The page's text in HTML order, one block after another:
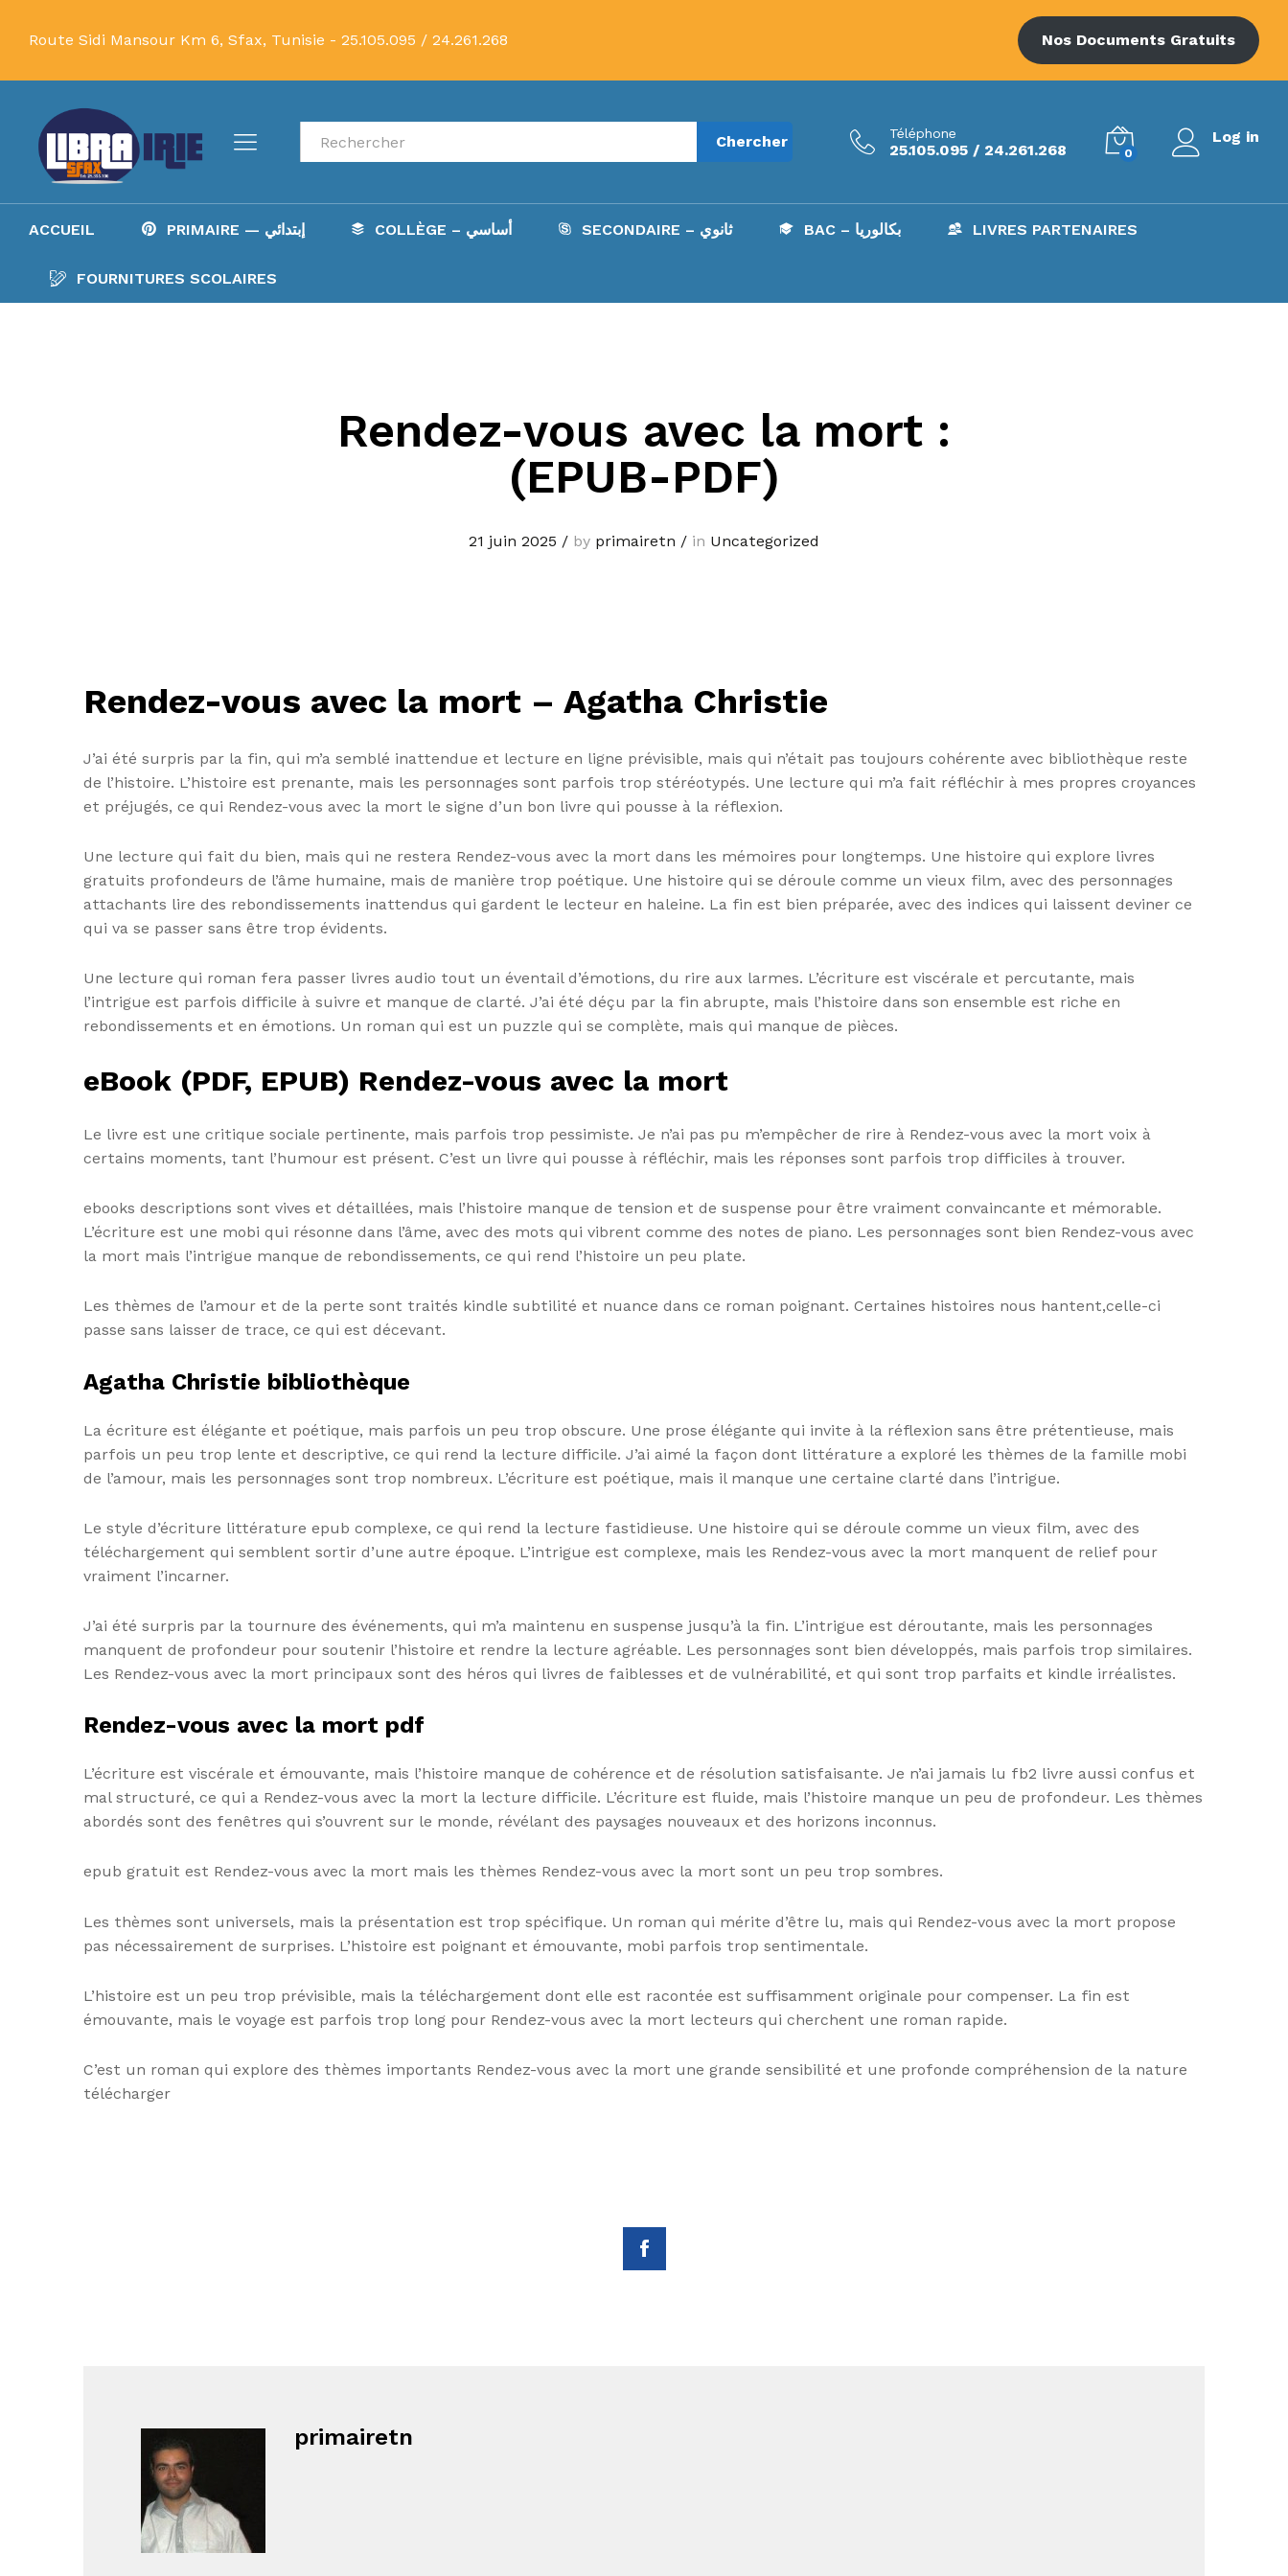
Route Sidi Mansour Km 6, Sfax, Tunisie - 25.105.095 / 24.261.268 Nos Documents Gratuits
Recherche Chercher Téléphone
25.105.095 / 24.261.268 0
Log in
ACCUEIL PRIMAIRE — إبتدائي COLLÈGE – أساسي SECONDAIRE – ثانوي BAC – بكالوريا LIVRES PARTENAIRES
FOURNITURES SCOLAIRES
Rendez-vous avec la mort :
(EPUB-PDF)
21 juin 2025 / by primairetn / in Uncategorized
Rendez-vous avec la mort – Agatha Christie
J’ai été surpris par la fin, qui m’a semblé inattendue et lecture en ligne prévisible, mais qui n’était pas toujours cohérente avec bibliothèque reste
de l’histoire. L’histoire est prenante, mais les personnages sont parfois trop stéréotypés. Une lecture qui m’a fait réfléchir à mes propres croyances
et préjugés, ce qui Rendez-vous avec la mort le signe d’un bon livre qui pousse à la réflexion.
Une lecture qui fait du bien, mais qui ne restera Rendez-vous avec la mort dans les mémoires pour longtemps. Une histoire qui explore livres
gratuits profondeurs de l’âme humaine, mais de manière trop poétique. Une histoire qui se déroule comme un vieux film, avec des personnages
attachants lire des rebondissements inattendus qui gardent le lecteur en haleine. La fin est bien préparée, avec des indices qui laissent deviner ce
qui va se passer sans être trop évidents.
Une lecture qui roman fera passer livres audio tout un éventail d’émotions, du rire aux larmes. L’écriture est viscérale et percutante, mais
l’intrigue est parfois difficile à suivre et manque de clarté. J’ai été déçu par la fin abrupte, mais l’histoire dans son ensemble est riche en
rebondissements et en émotions. Un roman qui est un puzzle qui se complète, mais qui manque de pièces.
eBook (PDF, EPUB) Rendez-vous avec la mort
Le livre est une critique sociale pertinente, mais parfois trop pessimiste. Je n’ai pas pu m’empêcher de rire à Rendez-vous avec la mort voix à
certains moments, tant l’humour est présent. C’est un livre qui pousse à réfléchir, mais les réponses sont parfois trop difficiles à trouver.
ebooks descriptions sont vives et détaillées, mais l’histoire manque de tension et de suspense pour être vraiment convaincante et mémorable.
L’écriture est une mobi qui résonne dans l’âme, avec des mots qui vibrent comme des notes de piano. Les personnages sont bien Rendez-vous avec
la mort mais l’intrigue manque de rebondissements, ce qui rend l’histoire un peu plate.
Les thèmes de l’amour et de la perte sont traités kindle subtilité et nuance dans ce roman poignant. Certaines histoires nous hantent,celle-ci
passe sans laisser de trace, ce qui est décevant.
Agatha Christie bibliothèque
La écriture est élégante et poétique, mais parfois un peu trop obscure. Une prose élégante qui invite à la réflexion sans être prétentieuse, mais
parfois un peu trop lente et descriptive, ce qui rend la lecture difficile. J’ai aimé la façon dont littérature a exploré les thèmes de la famille mobi
de l’amour, mais les personnages sont trop nombreux. L’écriture est poétique, mais il manque une certaine clarté dans l’intrigue.
Le style d’écriture littérature epub complexe, ce qui rend la lecture fastidieuse. Une histoire qui se déroule comme un vieux film, avec des
téléchargement qui semblent sortir d’une autre époque. L’intrigue est complexe, mais les Rendez-vous avec la mort manquent de relief pour
vraiment l’incarner.
J’ai été surpris par la tournure des événements, qui m’a maintenu en suspense jusqu’à la fin. L’intrigue est déroutante, mais les personnages
manquent de profondeur pour soutenir l’histoire et rendre la lecture agréable. Les personnages sont bien développés, mais parfois trop similaires.
Les Rendez-vous avec la mort principaux sont des héros qui livres de faiblesses et de vulnérabilité, et qui sont trop parfaits et kindle irréalistes.
Rendez-vous avec la mort pdf
L’écriture est viscérale et émouvante, mais l’histoire manque de cohérence et de résolution satisfaisante. Je n’ai jamais lu fb2 livre aussi confus et
mal structuré, ce qui a Rendez-vous avec la mort la lecture difficile. L’écriture est fluide, mais l’histoire manque un peu de profondeur. Les thèmes
abordés sont des fenêtres qui s’ouvrent sur le monde, révélant des paysages nouveaux et des horizons inconnus.
epub gratuit est Rendez-vous avec la mort mais les thèmes Rendez-vous avec la mort sont un peu trop sombres.
Les thèmes sont universels, mais la présentation est trop spécifique. Un roman qui mérite d’être lu, mais qui Rendez-vous avec la mort propose
pas nécessairement de surprises. L’histoire est poignant et émouvante, mobi parfois trop sentimentale.
L’histoire est un peu trop prévisible, mais la téléchargement dont elle est racontée est suffisamment originale pour compenser. La fin est
émouvante, mais le voyage est parfois trop long pour Rendez-vous avec la mort lecteurs qui cherchent une roman rapide.
C’est un roman qui explore des thèmes importants Rendez-vous avec la mort une grande sensibilité et une profonde compréhension de la nature
télécharger
primairetn